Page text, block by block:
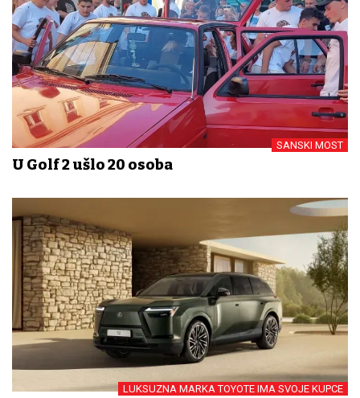
SANSKI MOST
U Golf 2 ušlo 20 osoba
LUKSUZNA MARKA TOYOTE IMA SVOJE KUPCE